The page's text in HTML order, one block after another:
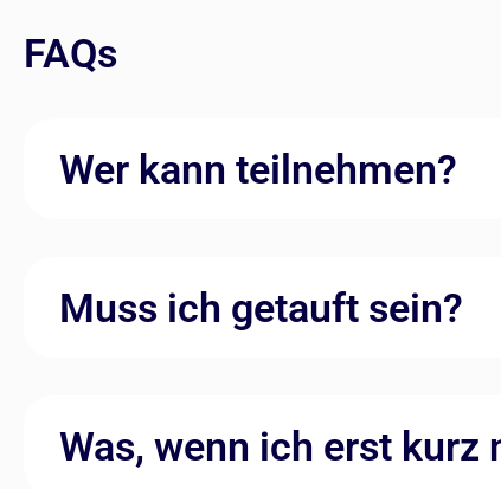
FAQs
Wer kann teilnehmen?
Muss ich getauft sein?
Was, wenn ich erst